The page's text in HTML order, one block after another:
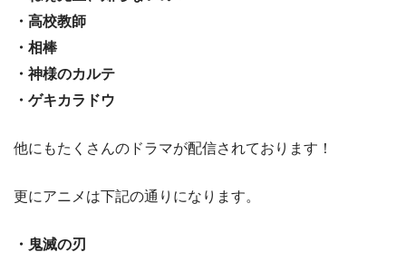
・高校教師
・相棒
・神様のカルテ
・ゲキカラドウ
他にもたくさんのドラマが配信されております！
更にアニメは下記の通りになります。
・鬼滅の刃